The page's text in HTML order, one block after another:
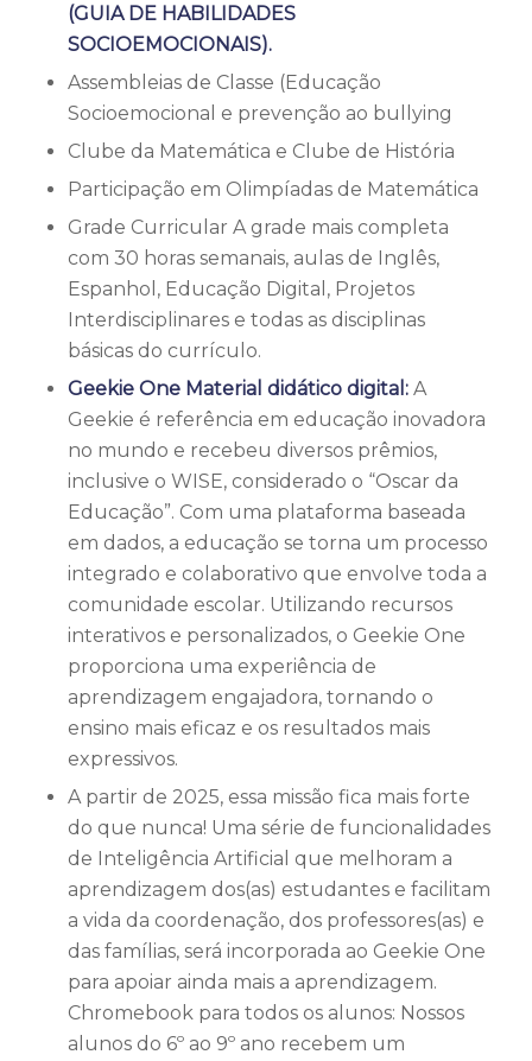
(GUIA DE HABILIDADES
SOCIOEMOCIONAIS).
Assembleias de Classe (Educação
Socioemocional e prevenção ao bullying
Clube da Matemática e Clube de História
Participação em Olimpíadas de Matemática
Grade Curricular A grade mais completa
com 30 horas semanais, aulas de Inglês,
Espanhol, Educação Digital, Projetos
Interdisciplinares e todas as disciplinas
básicas do currículo.
Geekie One Material didático digital:A
Geekie é referência em educação inovadora
no mundo e recebeu diversos prêmios,
inclusive o WISE, considerado o “Oscar da
Educação”. Com uma plataforma baseada
em dados, a educação se torna um processo
integrado e colaborativo que envolve toda a
comunidade escolar. Utilizando recursos
interativos e personalizados, o Geekie One
proporciona uma experiência de
aprendizagem engajadora, tornando o
ensino mais eficaz e os resultados mais
expressivos.
A partir de 2025, essa missão fica mais forte
do que nunca! Uma série de funcionalidades
de Inteligência Artificial que melhoram a
aprendizagem dos(as) estudantes e facilitam
a vida da coordenação, dos professores(as) e
das famílias, será incorporada ao Geekie One
para apoiar ainda mais a aprendizagem.
Chromebook para todos os alunos: Nossos
alunos do 6º ao 9º ano recebem um